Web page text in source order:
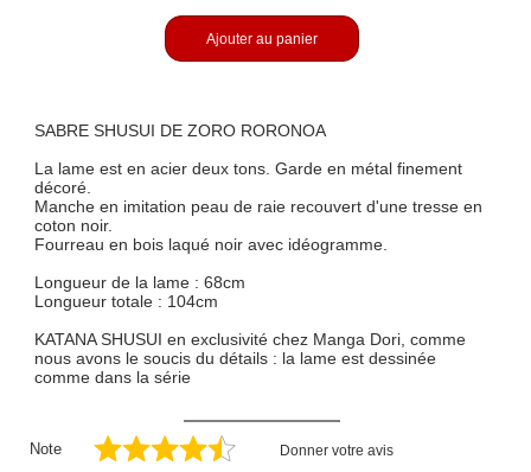
Ajouter au panier
SABRE SHUSUI DE ZORO RORONOA
La lame est en acier deux tons. Garde en métal finement
décoré.
Manche en imitation peau de raie recouvert d'une tresse en
coton noir.
Fourreau en bois laqué noir avec idéogramme.
Longueur de la lame : 68cm
Longueur totale : 104cm
KATANA SHUSUI en exclusivité chez Manga Dori, comme
nous avons le soucis du détails : la lame est dessinée
comme dans la série
Note Donner votre avis